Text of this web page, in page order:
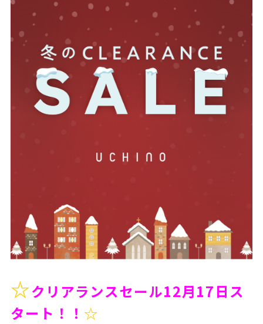
☆クリアランスセール12月17日ス
タート！！ ☆